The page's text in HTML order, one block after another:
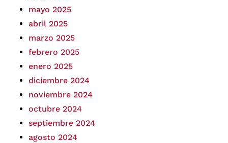
mayo 2025
abril 2025
marzo 2025
febrero 2025
enero 2025
diciembre 2024
noviembre 2024
octubre 2024
septiembre 2024
agosto 2024